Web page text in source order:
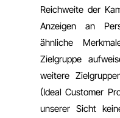
Reichweite der
Anzeigen an
ähnliche
Zielgruppe
weitere
(Ideal Customer
unserer Sicht